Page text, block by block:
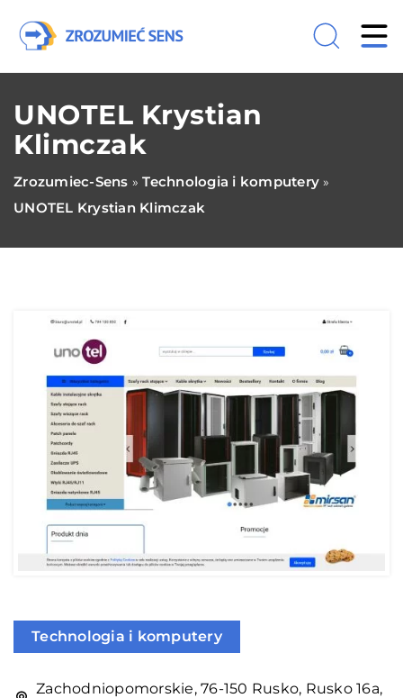
UNOTEL Krystian
Klimczak
Zrozumiec-Sens »Technologia i komputery »
UNOTEL Krystian Klimczak
Technologia i komputery
Zachodniopomorskie, 76-150 Rusko, Rusko 16a,